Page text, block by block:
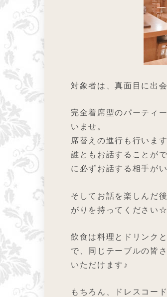
対象者は、真面目に出
完全着席型のパーティ
いませ。
席替えの進行も行いま
誰ともお話することが
に必ずお話する相手が
そしてお話を楽しんだ
がりを持ってください☆
飲食は料理とドリンク
で、同じテーブルの皆
いただけます♪
もちろん、ドレスコー